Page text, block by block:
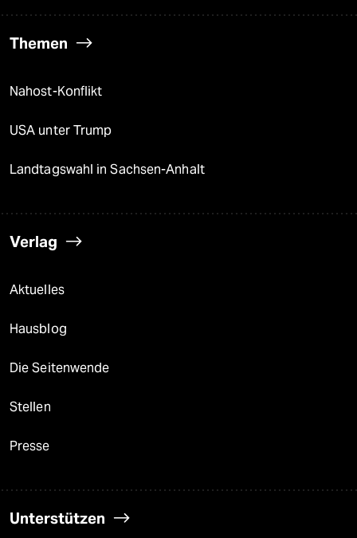
Themen
Nahost-Konflikt
USA unter Trump
Landtagswahl in Sachsen-Anhalt
Verlag
Aktuelles
Hausblog
Die Seitenwende
Stellen
Presse
Unterstützen